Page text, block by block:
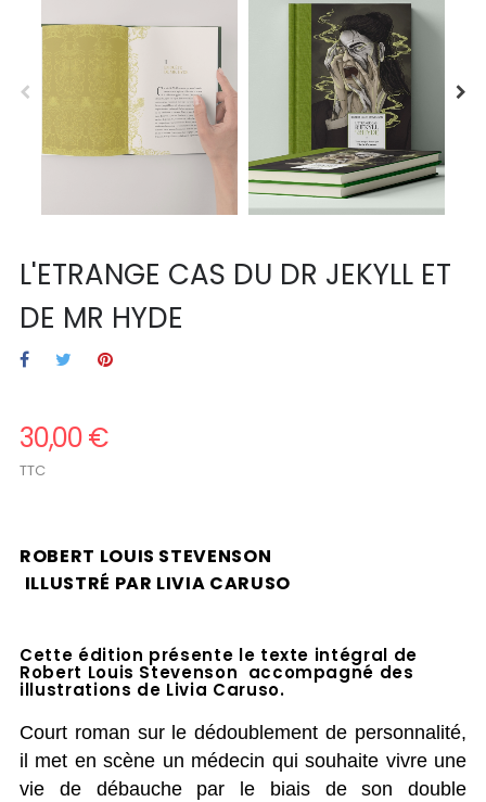
L'ETRANGE CAS DU DR JEKYLL ET
DE MR HYDE
30,00 €
TTC
ROBERT LOUIS STEVENSON
ILLUSTRÉ PAR LIVIA CARUSO
Cette édition présente le texte intégral de
Robert Louis Stevenson accompagné des
illustrations de Livia Caruso.
Court roman sur le dédoublement de personnalité,
il met en scène un médecin qui souhaite vivre une
vie de débauche par le biais de son double